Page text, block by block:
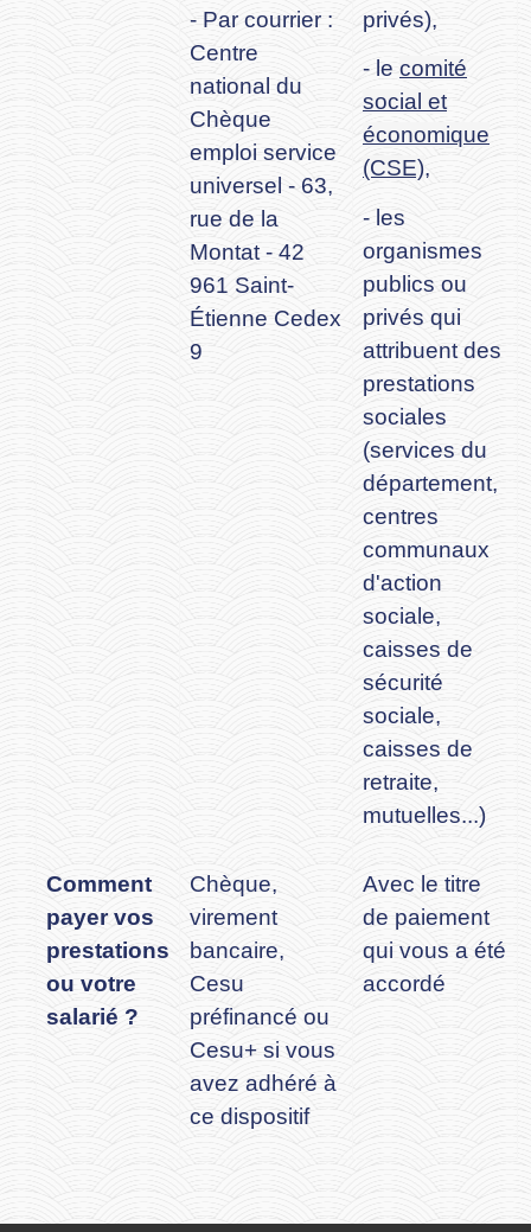
- Par courrier :
Centre
national du
Chèque
emploi service
universel - 63,
rue de la
Montat - 42
961 Saint-
Étienne Cedex
9
privés),
- le comité
social et
économique
(CSE),
- les
organismes
publics ou
privés qui
attribuent des
prestations
sociales
(services du
département,
centres
communaux
d'action
sociale,
caisses de
sécurité
sociale,
caisses de
retraite,
mutuelles...)
Comment
payer vos
prestations
ou votre
salarié ?
Chèque,
virement
bancaire,
Cesu
préfinancé ou
Cesu+ si vous
avez adhéré à
ce dispositif
Avec le titre
de paiement
qui vous a été
accordé